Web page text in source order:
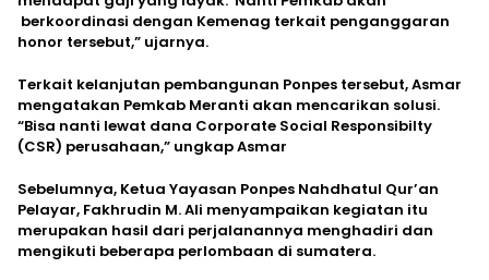
berkoordinasi dengan Kemenag terkait penganggaran
honor tersebut,” ujarnya.
Terkait kelanjutan pembangunan Ponpes tersebut, Asmar
mengatakan Pemkab Meranti akan mencarikan solusi.
“Bisa nanti lewat dana Corporate Social Responsibilty
(CSR) perusahaan,” ungkap Asmar
Sebelumnya, Ketua Yayasan Ponpes Nahdhatul Qur’an
Pelayar, Fakhrudin M. Ali menyampaikan kegiatan itu
merupakan hasil dari perjalanannya menghadiri dan
mengikuti beberapa perlombaan di sumatera.